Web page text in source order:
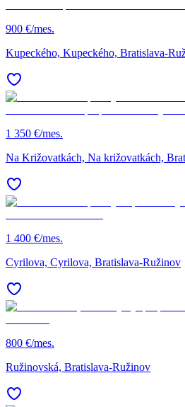
900 €/mes.
Kupeckého, Kupeckého, Bratislava-
1 350 €/mes.
Na Križovatkách, Na križovatkách,
1 400 €/mes.
Cyrilova, Cyrilova, Bratislava-Ružinov
800 €/mes.
Ružinovská, Bratislava-Ružinov